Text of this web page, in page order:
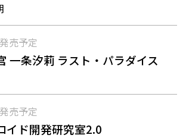
発売予定
一条汐莉 ラスト・パラダイス
発売予定
イド開発研究室2.0